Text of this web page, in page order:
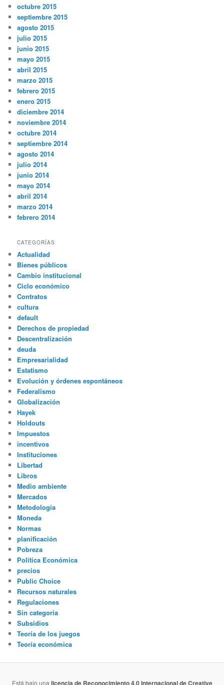
octubre 2015
septiembre 2015
agosto 2015
julio 2015
junio 2015
mayo 2015
abril 2015
marzo 2015
febrero 2015
enero 2015
diciembre 2014
noviembre 2014
octubre 2014
septiembre 2014
agosto 2014
julio 2014
junio 2014
mayo 2014
abril 2014
marzo 2014
febrero 2014
CATEGORÍAS
Actualidad
Bienes públicos
Cambio institucional
Ciclo económico
Contratos
cultura
default
Derechos de propiedad
Descentralización
deuda
Empresarialidad
Estatismo
Evolución y órdenes espontáneos
Federalismo
Globalización
Hayek
Holdouts
Impuestos
incentivos
Instituciones
Libertad
Libros
Medio ambiente
Mercados
Metodología
Moneda
Normas
planificación
Pobreza
Política Económica
precios
Public Choice
Recursos naturales
Regulaciones
Sin categoría
Subsidios
Teoría de los juegos
Teoría económica
Está bajo una licencia de Reconocimiento 4.0 Internacional de Creative